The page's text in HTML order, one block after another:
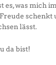
es, was mich
schenkt
lässt.
da bist!